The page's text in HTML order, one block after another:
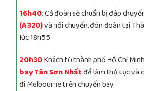
16h40:Cả đoàn sẽ chuẩn bị đáp
(A320)và nối chuyến, đón đoàn tại
lúc 18h55.
20h30Khách từ thành phố Hồ Chí
bay Tân Sơn Nhấtđể làm thủ tục và
đi Melbourne trên chuyến bay.